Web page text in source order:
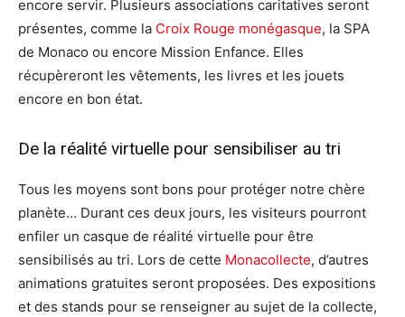
encore servir. Plusieurs associations caritatives seront
présentes, comme la Croix Rouge monégasque, la SPA
de Monaco ou encore Mission Enfance. Elles
récupèreront les vêtements, les livres et les jouets
encore en bon état.
De la réalité virtuelle pour sensibiliser au tri
Tous les moyens sont bons pour protéger notre chère
planète… Durant ces deux jours, les visiteurs pourront
enfiler un casque de réalité virtuelle pour être
sensibilisés au tri. Lors de cette Monacollecte, d’autres
animations gratuites seront proposées. Des expositions
et des stands pour se renseigner au sujet de la collecte,